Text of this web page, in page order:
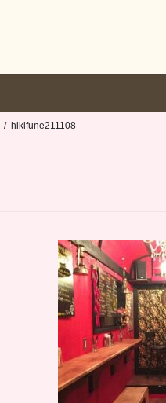
hikifune211108